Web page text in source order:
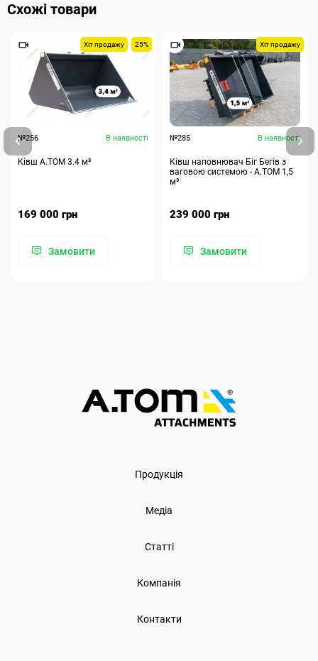
Схожі товари
Хіт продажу 25%
№256 В наявності
Ківш A.TOM 3.4 м³
169 000 грн
Замовити
Хіт продажу
№285 В наявності
Ківш наповнювач Біг Бегів з
ваговою системою - А.ТОМ 1,5
м³
239 000 грн
Замовити
Продукція
Медіа
Статті
Компанія
Контакти